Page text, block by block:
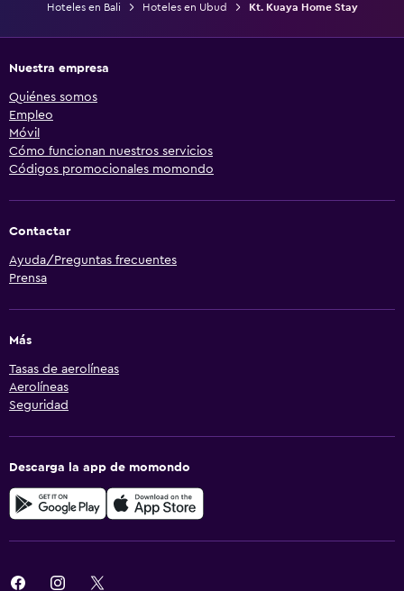
Hoteles en Bali
Hoteles en Ubud Kt. Kuaya Home Stay
Nuestra empresa
Quiénes somos
Empleo
Móvil
Cómo funcionan nuestros servicios
Códigos promocionales momondo
Contactar
Ayuda/Preguntas frecuentes
Prensa
Más
Tasas de aerolíneas
Aerolíneas
Seguridad
Descarga la app de momondo